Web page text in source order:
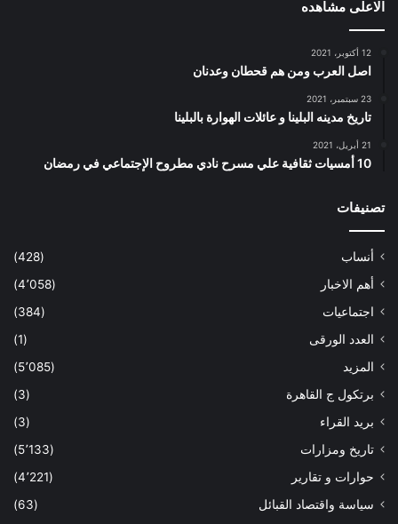
الاعلى مشاهده
12 أكتوبر، 2021
اصل العرب ومن هم قحطان وعدنان
23 سبتمبر، 2021
تاريخ مدينه البلينا و عائلات الهوارة بالبلينا
21 أبريل، 2021
10 أمسيات ثقافية علي مسرح نادي مطروح الإجتماعي في رمضان
تصنيفات
أنساب
(428)
أهم الاخبار
(4٬058)
اجتماعيات
(384)
العدد الورقى
(1)
المزيد
(5٬085)
برتكول ج القاهرة
(3)
بريد القراء
(3)
تاريخ ومزارات
(5٬133)
حوارات و تقارير
(4٬221)
سياسة واقتصاد القبائل
(63)